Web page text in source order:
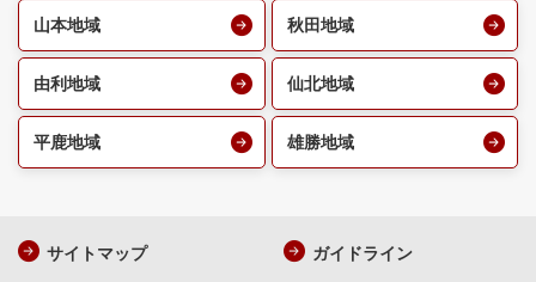
山本地域 秋田地域
由利地域 仙北地域
平鹿地域 雄勝地域
サイトマップ ガイドライン